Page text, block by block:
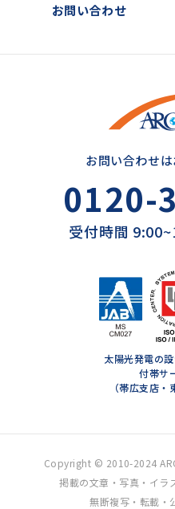
お問い合わせ
お問い合わせ
0120-
受付時間
太陽光発電の
付帯サ
（帯広支店・
Copyright © 2010-2024
掲載の文章・写真・イラ
無断複写・転載・